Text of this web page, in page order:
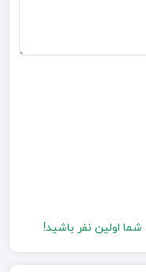
اولین نفر باشید!